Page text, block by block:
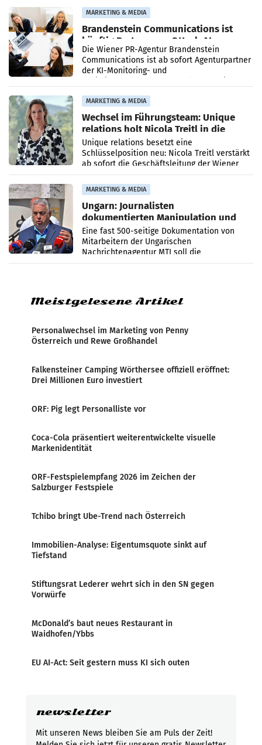
MARKETING & MEDIA
Brandenstein Communications ist
künftig Partner von OtterlyAI
Die Wiener PR-Agentur Brandenstein
Communications ist ab sofort Agenturpartner
der KI-Monitoring- und
MARKETING & MEDIA
Wechsel im Führungsteam: Unique
relations holt Nicola Treitl in die
Geschäftsleitung
Unique relations besetzt eine
Schlüsselposition neu: Nicola Treitl verstärkt
ab sofort die Geschäftsleitung der Wiener
PR-Agentur an der Seite von Josef Kalina und
Anna Kalina-Mahr.
MARKETING & MEDIA
Ungarn: Journalisten
dokumentierten Manipulation und
Zensur
Eine fast 500-seitige Dokumentation von
Mitarbeitern der Ungarischen
Nachrichtenagentur MTI soll die
systematische Nachrichten-Manipulation und
Meistgelesene Artikel
Personalwechsel im Marketing von Penny
Österreich und Rewe Großhandel
Falkensteiner Camping Wörthersee offiziell eröffnet:
Drei Millionen Euro investiert
ORF: Pig legt Personalliste vor
Coca-Cola präsentiert weiterentwickelte visuelle
Markenidentität
ORF-Festspielempfang 2026 im Zeichen der
Salzburger Festspiele
Tchibo bringt Ube-Trend nach Österreich
Immobilien-Analyse: Eigentumsquote sinkt auf
Tiefstand
Stiftungsrat Lederer wehrt sich in den SN gegen
Vorwürfe
McDonald’s baut neues Restaurant in
Waidhofen/Ybbs
EU AI-Act: Seit gestern muss KI sich outen
newsletter
Mit unseren News bleiben Sie am Puls der Zeit!